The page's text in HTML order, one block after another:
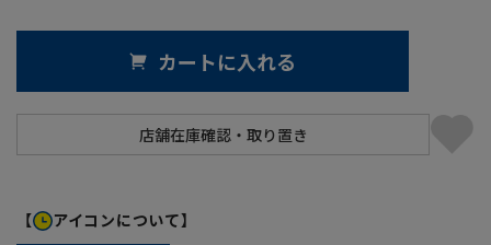
カートに入れる
【 アイコンについて】